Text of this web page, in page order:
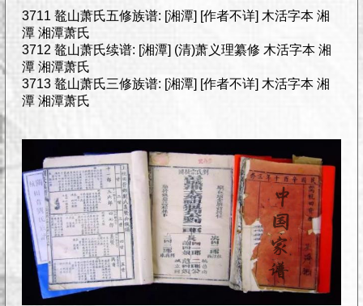
3711 鼇山萧氏五修族谱: [湘潭] [作者不详] 木活字本 湘
潭 湘潭萧氏
3712 鼇山萧氏续谱: [湘潭] (清)萧义理纂修 木活字本 湘
潭 湘潭萧氏
3713 鼇山萧氏三修族谱: [湘潭] [作者不详] 木活字本 湘
潭 湘潭萧氏